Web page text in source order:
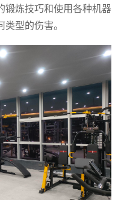
锻炼技巧和使用各种机器
型的伤害。